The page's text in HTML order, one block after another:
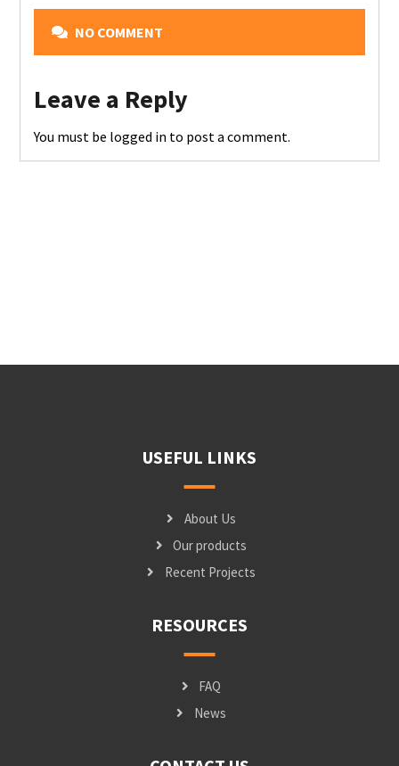
NO COMMENT
Leave a Reply
You must be logged in to post a comment.
USEFUL LINKS
About Us
Our products
Recent Projects
RESOURCES
FAQ
News